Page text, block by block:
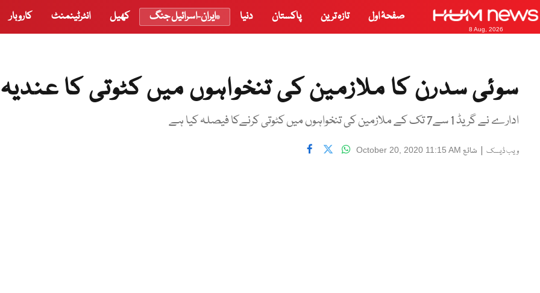
8 Aug, 2026
صفحۂ اول تازہ ترین پاکستان دنیا ایران-اسرائیل جنگ کھیل انٹرٹینمنٹ کاروبار
سوئی سدرن کا ملازمین کی تنخواہوں میں کٹوتی کا عندیہ
ادارے نے گریڈ 1 سے7 تک کے ملازمین کی تنخواہوں میں کٹوتی کرنےکا فیصلہ کیا ہے
ویب ڈیسک | شائع October 20, 2020 11:15 AM